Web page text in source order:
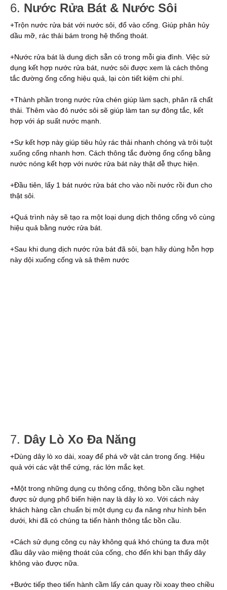
6. Nước Rửa Bát & Nước Sôi
+Trộn nước rửa bát với nước sôi, đổ vào cống. Giúp phân hủy
dầu mỡ, rác thải bám trong hệ thống thoát.
+Nước rửa bát là dung dịch sẵn có trong mỗi gia đình. Việc sử
dụng kết hợp nước rửa bát, nước sôi được xem là cách thông
tắc đường ống cống hiệu quả, lại còn tiết kiệm chi phí.
+Thành phần trong nước rửa chén giúp làm sạch, phân rã chất
thải. Thêm vào đó nước sôi sẽ giúp làm tan sự đông tắc, kết
hợp với áp suất nước mạnh.
+Sự kết hợp này giúp tiêu hủy rác thải nhanh chóng và trôi tuột
xuống cống nhanh hơn. Cách thông tắc đường ống cống bằng
nước nóng kết hợp với nước rửa bát này thật dễ thực hiện.
+Đầu tiên, lấy 1 bát nước rửa bát cho vào nồi nước rồi đun cho
thật sôi.
+Quá trình này sẽ tạo ra một loại dung dịch thông cống vô cùng
hiệu quả bằng nước rửa bát.
+Sau khi dung dịch nước rửa bát đã sôi, bạn hãy dùng hỗn hợp
này dội xuống cống và sả thêm nước
7. Dây Lò Xo Đa Năng
+Dùng dây lò xo dài, xoay để phá vỡ vật cản trong ống. Hiệu
quả với các vật thể cứng, rác lớn mắc kẹt.
+Một trong những dụng cụ thông cống, thông bồn cầu nghẹt
được sử dụng phổ biến hiện nay là dây lò xo. Với cách này
khách hàng cần chuẩn bị một dụng cụ đa năng như hình bên
dưới, khi đã có chúng ta tiến hành thông tắc bồn cầu.
+Cách sử dụng công cụ này không quá khó chúng ta đưa một
đầu dây vào miệng thoát của cống, cho đến khi bạn thấy dây
không vào được nữa.
+Bước tiếp theo tiến hành cầm lấy cán quay rồi xoay theo chiều